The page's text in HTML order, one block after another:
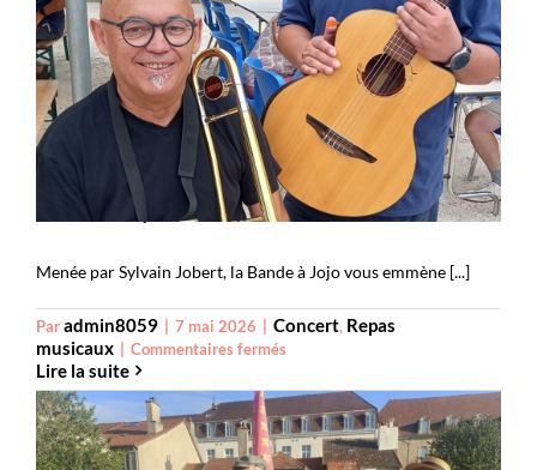
La Bande à Jojo
Menée par Sylvain Jobert, la Bande à Jojo vous emmène [...]
Paradmin8059 | 7 mai 2026 | Concert, Repas
musicaux | Commentaires ferméssur
Bande
à
Jojo
Lire la suite